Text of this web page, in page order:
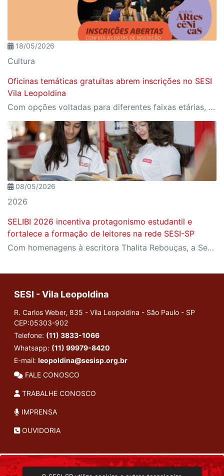
18/05/2026
Cultura
Oficinas temáticas gratuitas abrem inscrições no SESI
Vila Leopoldina
Com opções voltadas para diferentes faixas etárias, as oficinas acontecem no auditório da unidade e propõem experiências criativas por meio de jogos teatrais, expressão corporal e vivências artísticas.
08/05/2026
2026
SELIBI 2026 incentiva protagonismo estudantil e
fortalece a formação de leitores na rede SESI-SP
Com homenagens à escritora Thalita Rebouças, a Semana do Livro e da Biblioteca promove criatividade, produção autoral e diferentes formas de expressão entre estudantes da Educação Infantil à EJA
SESI - Vila Leopoldina
R. Carlos Weber, 835 - Vila Leopoldina - São Paulo - SP
CEP:05303-902
Telefone: (11) 3833-1066
Whatsapp: (11) 99979-8420
E-mail: leopoldina@sesisp.org.br
FALE CONOSCO
TRABALHE CONOSCO
IMPRENSA
OUVIDORIA